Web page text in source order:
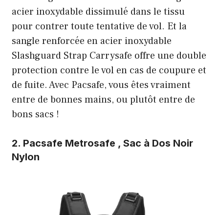
acier inoxydable dissimulé dans le tissu
pour contrer toute tentative de vol. Et la
sangle renforcée en acier inoxydable
Slashguard Strap Carrysafe offre une double
protection contre le vol en cas de coupure et
de fuite. Avec Pacsafe, vous êtes vraiment
entre de bonnes mains, ou plutôt entre de
bons sacs !
2. Pacsafe Metrosafe , Sac à Dos Noir
Nylon